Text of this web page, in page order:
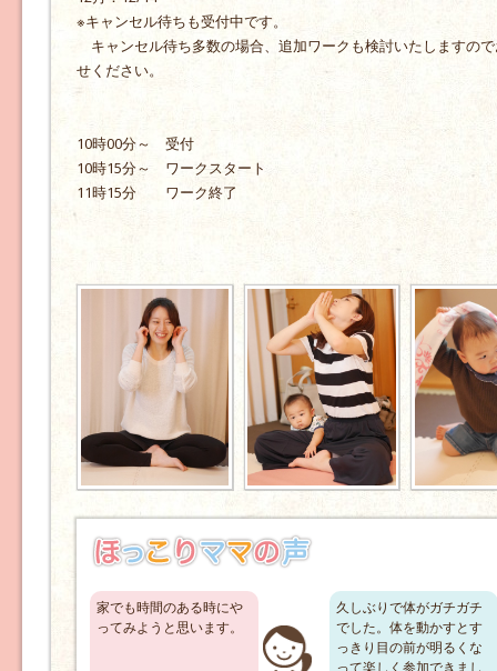
※キャンセル待ちも受付中です。
キャンセル待ち多数の場合、追加ワークも検討いたしますの
せください。
10時00分～ 受付
10時15分～ ワークスタート
11時15分 ワーク終了
家でも時間のある時にや
ってみようと思います。
久しぶりで体がガチガチ
でした。体を動かすとす
っきり目の前が明るくな